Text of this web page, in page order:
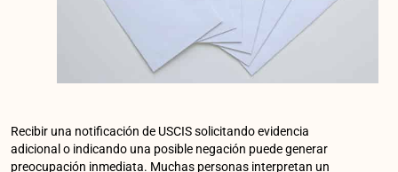
Recibir una notificación de USCIS solicitando evidencia
adicional o indicando una posible negación puede generar
preocupación inmediata. Muchas personas interpretan un